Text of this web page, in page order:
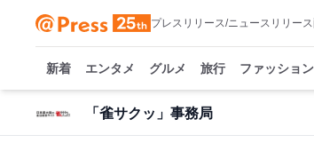
プレスリリース/ニュースリリー
新着 エンタメ グルメ 旅行 ファッショ
「雀サクッ」事務局